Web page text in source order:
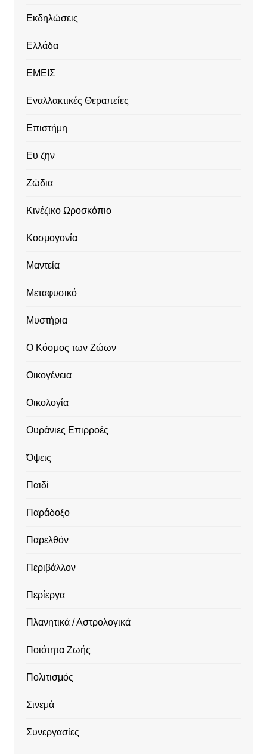
Εκδηλώσεις
Ελλάδα
ΕΜΕΙΣ
Εναλλακτικές Θεραπείες
Επιστήμη
Ευ ζην
Ζώδια
Κινέζικο Ωροσκόπιο
Κοσμογονία
Μαντεία
Μεταφυσικό
Μυστήρια
Ο Κόσμος των Ζώων
Οικογένεια
Οικολογία
Ουράνιες Επιρροές
Όψεις
Παιδί
Παράδοξο
Παρελθόν
Περιβάλλον
Περίεργα
Πλανητικά / Αστρολογικά
Ποιότητα Ζωής
Πολιτισμός
Σινεμά
Συνεργασίες